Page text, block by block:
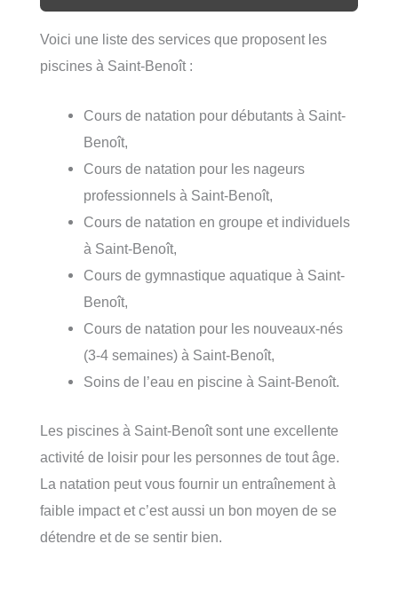
Voici une liste des services que proposent les
piscines à Saint-Benoît :
Cours de natation pour débutants à Saint-
Benoît,
Cours de natation pour les nageurs
professionnels à Saint-Benoît,
Cours de natation en groupe et individuels
à Saint-Benoît,
Cours de gymnastique aquatique à Saint-
Benoît,
Cours de natation pour les nouveaux-nés
(3-4 semaines) à Saint-Benoît,
Soins de l’eau en piscine à Saint-Benoît.
Les piscines à Saint-Benoît sont une excellente
activité de loisir pour les personnes de tout âge.
La natation peut vous fournir un entraînement à
faible impact et c’est aussi un bon moyen de se
détendre et de se sentir bien.